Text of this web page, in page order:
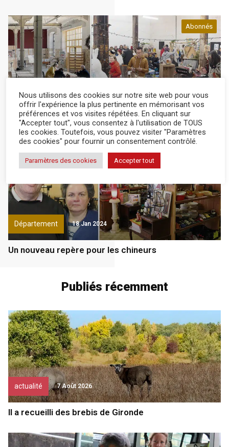
Département
Abonnés
18 Jan 2024
De la culture et de l’emploi pour tous grâce à La
Traverse
Département 18 Jan 2024
Un nouveau repère pour les chineurs
Publiés récemment
actualité 7 Août 2026
Il a recueilli des brebis de Gironde
Nous utilisons des cookies sur notre site web pour vous
offrir l'expérience la plus pertinente en mémorisant vos
préférences et vos visites répétées. En cliquant sur
"Accepter tout", vous consentez à l'utilisation de TOUS
les cookies. Toutefois, vous pouvez visiter "Paramètres
des cookies" pour fournir un consentement contrôlé.
Paramètres des cookies Accepter tout